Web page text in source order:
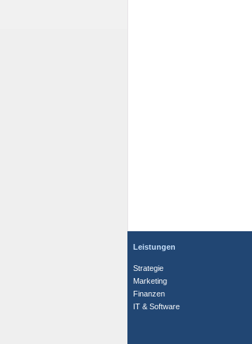
Leistungen
Strategie
Marketing
Finanzen
IT & Software